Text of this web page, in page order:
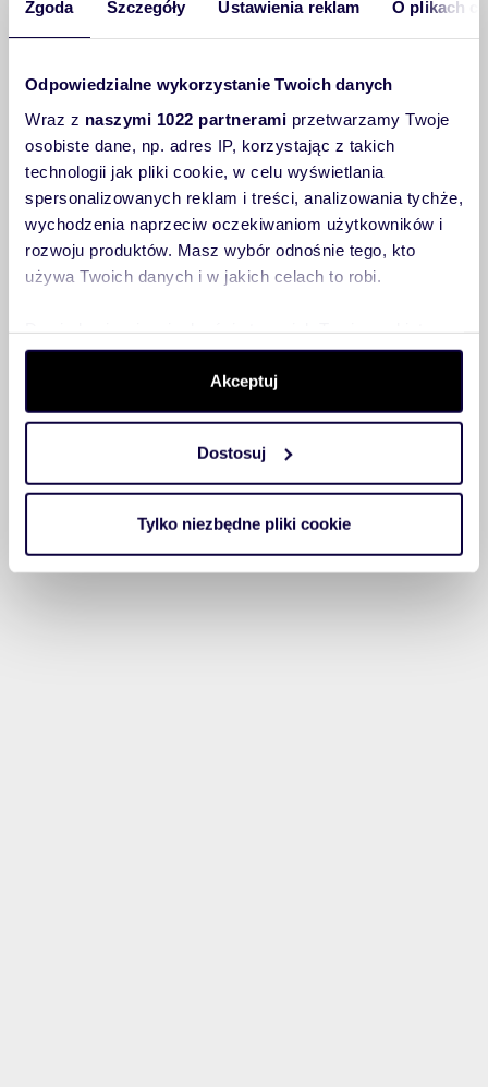
Zgoda Szczegóły Ustawienia reklam O plikach
Odpowiedzialne wykorzystanie Twoich danych
Wraz z naszymi 1022 partnerami przetwarzamy Twoje
osobiste dane, np. adres IP, korzystając z takich
technologii jak pliki cookie, w celu wyświetlania
spersonalizowanych reklam i treści, analizowania tychże,
wychodzenia naprzeciw oczekiwaniom użytkowników i
rozwoju produktów. Masz wybór odnośnie tego, kto
używa Twoich danych i w jakich celach to robi.
dane są przetwarzane oraz ustaw własne preferencje w
. W Deklaracji plików cookie możesz
zmienić lub wycofać swoją zgodę w dowolnej chwili.
Wykorzystujemy pliki cookie do spersonalizowania treści
i reklam, aby oferować funkcje społecznościowe i
korzystasz z naszej witryny, udostępniamy partnerom
Akceptuj
Dostosuj
Tylko niezbędne pliki cookie